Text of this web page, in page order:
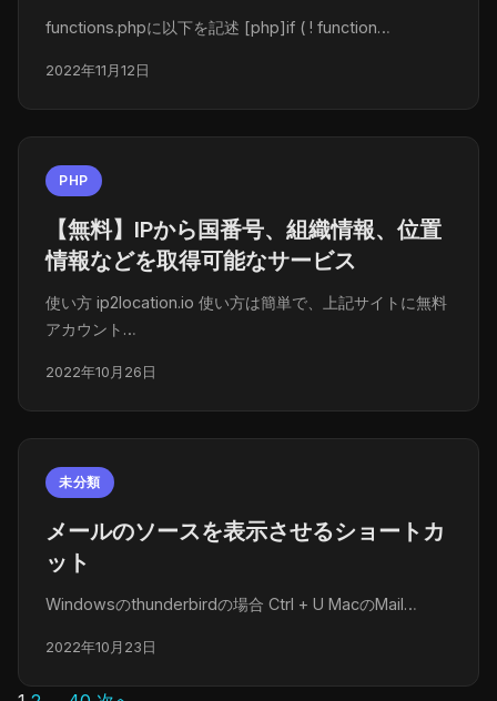
functions.phpに以下を記述 [php]if ( ! function…
2022年11月12日
PHP
【無料】IPから国番号、組織情報、位置
情報などを取得可能なサービス
使い方 ip2location.io 使い方は簡単で、上記サイトに無料
アカウント…
2022年10月26日
未分類
メールのソースを表示させるショートカ
ット
Windowsのthunderbirdの場合 Ctrl + U MacのMail…
2022年10月23日